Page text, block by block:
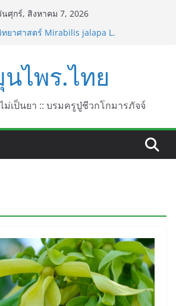
นศุกร์, สิงหาคม 7, 2026
ยาศาสตร์ Mirabilis jalapa L.
ฟเออร์เวิร์ค ชื่อวิทยาศาสตร์ Gomphrena
(Firework)
า ชื่อวิทยาศาสตร์ Gomphrena
ไพร.ไทย
เป็นยา :: บรมครูปู่ชีวกโกมารภัจจ์